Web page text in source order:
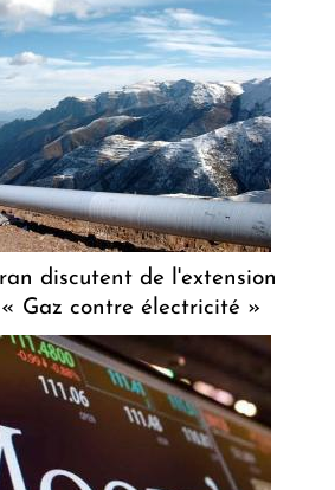
discutent de l'extension
Gaz contre électricité »